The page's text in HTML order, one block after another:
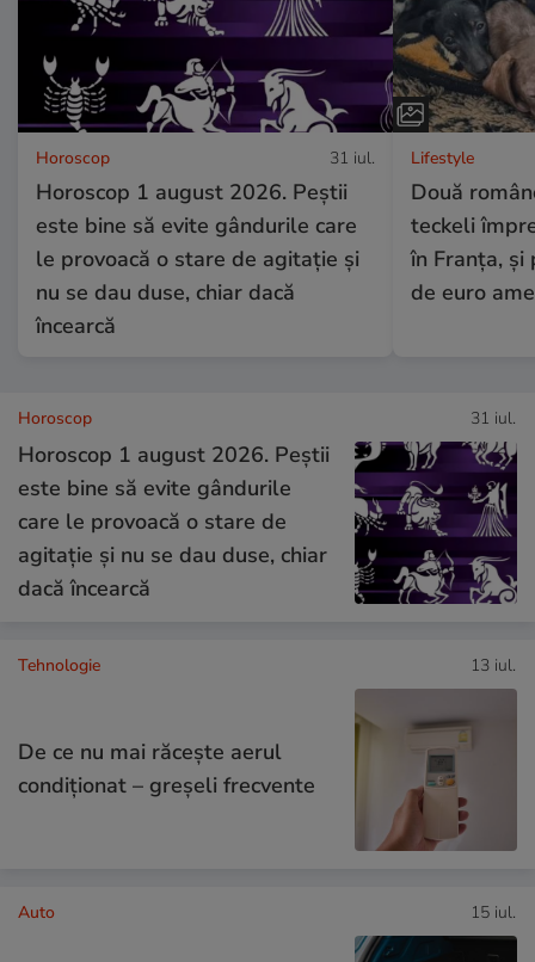
Horoscop 31 iul.
Horoscop 1 august 2026. Peștii
este bine să evite gândurile care
le provoacă o stare de agitație și
nu se dau duse, chiar dacă
încearcă
Lifestyle
Două
teckeli
în Franța,
de euro
Horoscop 31 iul.
Horoscop 1 august 2026. Peștii
este bine să evite gândurile
care le provoacă o stare de
agitație și nu se dau duse, chiar
dacă încearcă
Tehnologie 13 iul.
De ce nu mai răcește aerul
condiționat – greșeli frecvente
Auto 15 iul.